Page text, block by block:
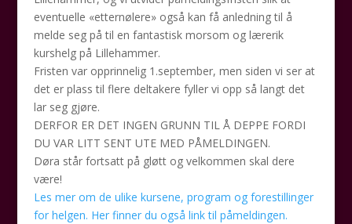
eventuelle «etternølere» også kan få anledning til å
melde seg på til en fantastisk morsom og lærerik
kurshelg på Lillehammer.
Fristen var opprinnelig 1.september, men siden vi ser at
det er plass til flere deltakere fyller vi opp så langt det
lar seg gjøre.
DERFOR ER DET INGEN GRUNN TIL Å DEPPE FORDI
DU VAR LITT SENT UTE MED PÅMELDINGEN.
Døra står fortsatt på gløtt og velkommen skal dere
være!
Les mer om de ulike kursene, program og forestillinger
for helgen. Her finner du også link til påmeldingen.